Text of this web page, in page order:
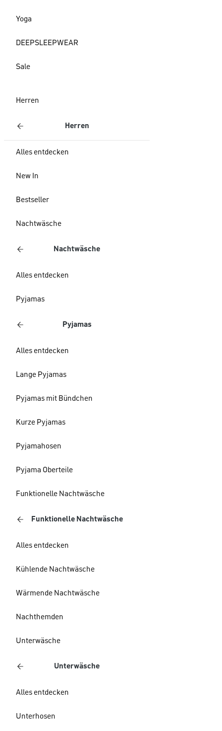
Yoga
DEEPSLEEPWEAR
Sale
Herren
Herren
Alles entdecken
New In
Bestseller
Nachtwäsche
Nachtwäsche
Alles entdecken
Pyjamas
Pyjamas
Alles entdecken
Lange Pyjamas
Pyjamas mit Bündchen
Kurze Pyjamas
Pyjamahosen
Pyjama Oberteile
Funktionelle Nachtwäsche
Funktionelle Nachtwäsche
Alles entdecken
Kühlende Nachtwäsche
Wärmende Nachtwäsche
Nachthemden
Unterwäsche
Unterwäsche
Alles entdecken
Unterhosen